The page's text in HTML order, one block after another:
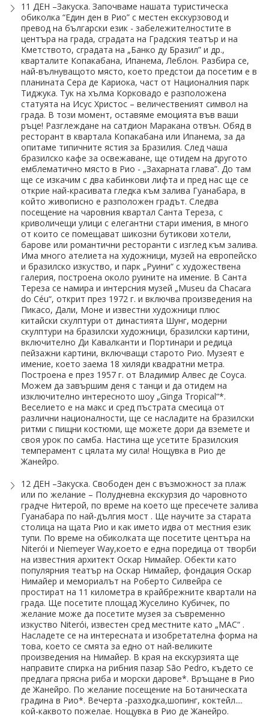
11 ДЕН –Закуска. Започваме нашата туристическа
обиколка “Един ден в Рио” с местен екскурзовод и
превод на български език - забележителностите в
центъра на града, сградата на Градския театър и на
Кметството, сградата на „Банко ду Бразил” и др.,
кварталите Копакабана, Ипанема, Леблон. Разбира се,
най-вълнуващото място, което предстои да посетим е в
планината Сера де Кариока, част от Националния парк
Тиджука. Тук на хълма Корковадо е разположена
статуята на Исус Христос – величественият символ на
града. В този момент, оставяме емоцията във ваши
ръце! Разглеждане на сатдион Маракана отвън. Обяд в
ресторант в квартала Копакабана или Ипанема, за да
опитаме типичните ястия за Бразилия. След чаша
бразилско кафе за освежаване, ще отидем на другото
емблематично място в Рио - „Захарната глава”. До там
ще се изкачим с два кабинкови лифта и пред нас ще се
открие най-красивата гледка към залива Гуанабара, в
който живописно е разположен градът. Следва
посещение на чаровния квартал Санта Тереза, с
криволичещи улици с елегантни стари имения, в много
от които се помещават шикозни бутикови хотели,
барове или романтични ресторанти с изглед към залива.
Има много ателиета на художници, музей на европейско
и бразилско изкуство, и парк „Руини“ с художествена
галерия, построена около руините на имение. В Санта
Тереза се намира и интерсния музей „Museu da Chacara
do Céu“, открит през 1972 г. и включва произведения на
Пикасо, Дали, Моне и известни художници плюс
китайски скулптури от династията Шунг, модерни
скулптури на бразилски художници, бразилски картини,
включително Ди Кавалканти и Портинари и редица
пейзажни картини, включващи старото Рио. Музеят е
имение, което заема 18 хиляди квадратни метра.
Построена е през 1957 г. от Владимир Алвес де Соуса.
Можем да завършим деня с танци и да отидем на
изключително интересното шоу „Ginga Tropical“*.
Веселието е на макс и сред пъстрата смесица от
различни националности, ще се насладите на бразилски
ритми с пищни костюми, ще можете дори да вземете и
своя урок по самба. Настина ще усетите Бразилския
темперамент с цялата му сила! Нощувка в Рио де
Жанейро.
12 ДЕН –Закуска. Свободен ден с възможност за плаж
или по желание – Полудневна екскурзия до чаровното
градче Нитерой, по време на което ще пресечете залива
Гуанабара по най-дългия мост . Ще научите за старата
столица на щата Рио и как името идва от местния език
тупи. По време на обиколката ще посетите центъра на
Niterói и Niemeyer Way,което е една поредица от творби
на известния архитект Оскар Нимайер. Обекти като
популярния театър на Оскар Нимайер, фондация Оскар
Нимайер и мемориалът на Роберто Силвейра се
простират на 11 километра в крайбрежните квартали на
града. Ще посетите площад Жуселино Кубичек, по
желание може да посетите музея за съвременно
изкуство Niterói, известен сред местните като „MAC“ .
Насладете се на интересната и изобретателна форма на
това, което се смята за едно от най-великите
произведения на Нимайер. В края на екскурзията ще
направите спирка на рибния пазар São Pedro, където се
предлага прясна риба и морски дарове*. Връщане в Рио
де Жанейро. По желание посещение на Ботаническата
градина в Рио*. Вечерта -разходка,шопинг, коктейл....
кой-каквото пожелае. Нощувка в Рио де Жанейро.